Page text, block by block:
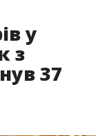
у
з
37